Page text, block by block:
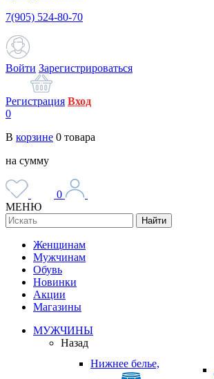
7(905) 524-80-70
Войти Зарегистрироваться
Регистрация Вход
0
В корзине 0 товара
на сумму
0
МЕНЮ
Найти
Женщинам
Мужчинам
Обувь
Новинки
Акции
Магазины
МУЖЧИНЫ
Назад
Нижнее белье,